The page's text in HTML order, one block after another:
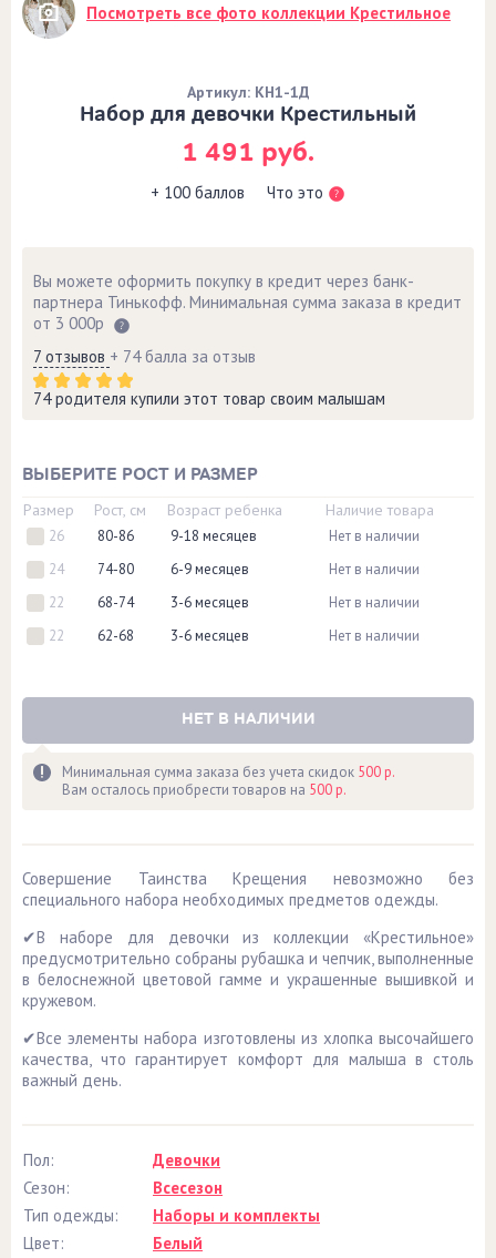
Посмотреть все фото коллекции Крестильное
1 491 руб.
Набор для девочки Крестильный
Артикул: КН1-1Д
+ 100 баллов Что это
Вы можете оформить покупку в кредит через банк-
партнера Тинькофф. Минимальная сумма заказа в кредит
от 3 000р
7 отзывов + 74 балла за отзыв
74 родителя купили этот товар своим малышам
ВЫБЕРИТЕ РОСТ И РАЗМЕР
Размер Рост, см Возраст ребенка Наличие товара
26 80-86 9-18 месяцев
Нет в наличии
24
74-80 6-9 месяцев
Нет в наличии
22
68-74 3-6 месяцев
Нет в наличии
22
62-68 3-6 месяцев Нет в наличии
НЕТ В НАЛИЧИИ
Минимальная сумма заказа без учета скидок 500 р.
Вам осталось приобрести товаров на 500 р.
Совершение Таинства Крещения невозможно без
специального набора необходимых предметов одежды.
✔В наборе для девочки из коллекции «Крестильное»
предусмотрительно собраны рубашка и чепчик, выполненные
в белоснежной цветовой гамме и украшенные вышивкой и
кружевом.
✔Все элементы набора изготовлены из хлопка высочайшего
качества, что гарантирует комфорт для малыша в столь
важный день.
Пол:
Девочки
Сезон:
Всесезон
Тип одежды:
Наборы и комплекты
Цвет:
Белый